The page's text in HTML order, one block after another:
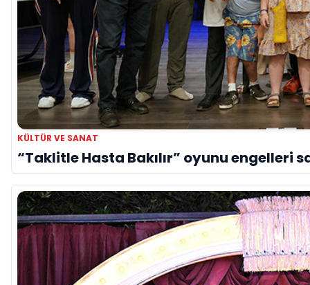
KÜLTÜR VE SANAT
“Taklitle Hasta Bakılır” oyunu engelleri